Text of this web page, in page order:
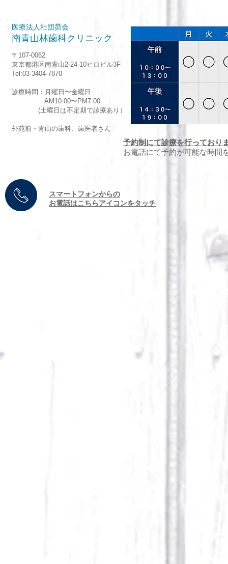
医療法人社団昴会
南青山林歯科クリニック
〒107-0062
東京都港区南青山2-24-10ヒロビル3F
Tel:03-3404-7870
診療時間：月曜日〜金曜日
AM10:00〜PM7:00
(土曜日は不定期で診療あり）
外苑前・青山の歯科、歯医者さん
予約制にて診療を行っており
お電話にて予約が可能な時間
​スマートフォンからの
お電話はこちらアイコンをタッチ